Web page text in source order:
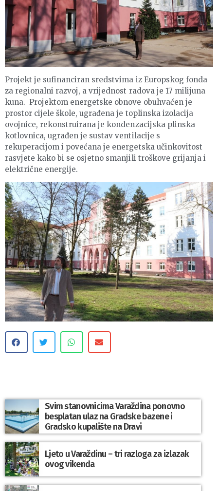
Projekt je sufinanciran sredstvima iz Europskog fonda
za regionalni razvoj, a vrijednost radova je 17 milijuna
kuna. Projektom energetske obnove obuhvaćen je
prostor cijele škole, ugrađena je toplinska izolacija
ovojnice, rekonstruirana je kondenzacijska plinska
kotlovnica, ugrađen je sustav ventilacije s
rekuperacijom i povećana je energetska učinkovitost
rasvjete kako bi se osjetno smanjili troškove grijanja i
električne energije.
Svim stanovnicima Varaždina ponovno
besplatan ulaz na Gradske bazene i
Gradsko kupalište na Dravi
Ljeto u Varaždinu – tri razloga za izlazak
ovog vikenda